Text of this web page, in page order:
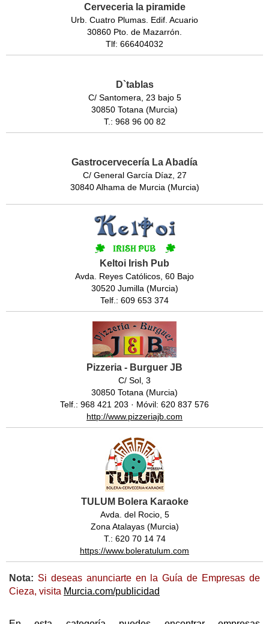
Cerveceria la piramide
Urb. Cuatro Plumas. Edif. Acuario
30860 Pto. de Mazarrón.
Tlf: 666404032
D`tablas
C/ Santomera, 23 bajo 5
30850 Totana (Murcia)
T.: 968 96 00 82
Gastrocervecería La Abadía
C/ General García Díaz, 27
30840 Alhama de Murcia (Murcia)
Keltoi Irish Pub
Avda. Reyes Católicos, 60 Bajo
30520 Jumilla (Murcia)
Telf.: 609 653 374
Pizzeria - Burguer JB
C/ Sol, 3
30850 Totana (Murcia)
Telf.: 968 421 203 · Móvil: 620 837 576
http://www.pizzeriajb.com
TULUM Bolera Karaoke
Avda. del Rocio, 5
Zona Atalayas (Murcia)
T.: 620 70 14 74
https://www.boleratulum.com
Nota: Si deseas anunciarte en la Guía de Empresas de
Cieza, visita Murcia.com/publicidad